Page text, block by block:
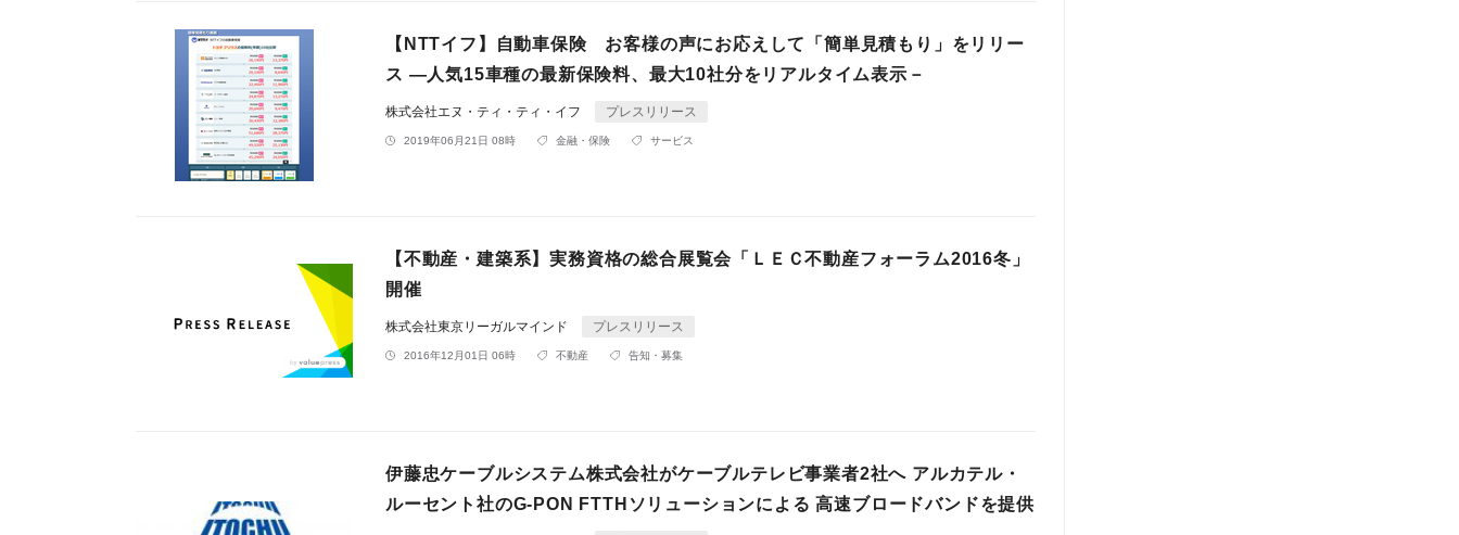
【NTTイフ】自動車保険 お客様の声にお応えして「簡単見積もり」をリリー
ス ―人気15車種の最新保険料、最大10社分をリアルタイム表示－
株式会社エヌ・ティ・ティ・イフ プレスリリース
2019年06月21日 08時 金融・保険 サービス
【不動産・建築系】実務資格の総合展覧会「ＬＥＣ不動産フォーラム2016冬」
開催
株式会社東京リーガルマインド プレスリリース
2016年12月01日 06時 不動産 告知・募集
伊藤忠ケーブルシステム株式会社がケーブルテレビ事業者2社へ アルカテル・
ルーセント社のG‐PON FTTHソリューションによる 高速ブロードバンドを提供